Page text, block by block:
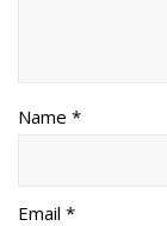
Name *
Email *